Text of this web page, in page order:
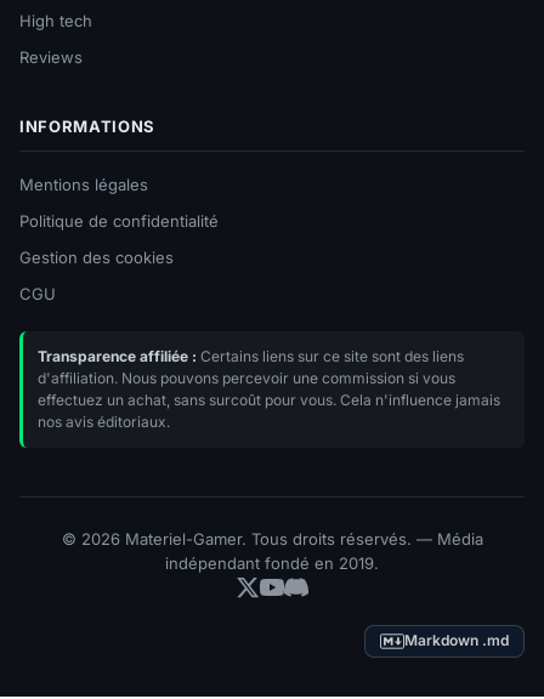
High tech
Reviews
INFORMATIONS
Mentions légales
Politique de confidentialité
Gestion des cookies
CGU
Transparence affiliée : Certains liens sur ce site sont des liens
d'affiliation. Nous pouvons percevoir une commission si vous
effectuez un achat, sans surcoût pour vous. Cela n'influence jamais
nos avis éditoriaux.
© 2026 Materiel-Gamer. Tous droits réservés. — Média
indépendant fondé en 2019.
Markdown .md